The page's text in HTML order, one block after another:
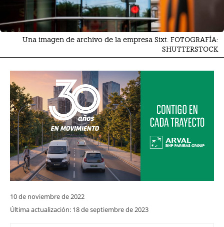
Una imagen de archivo de la empresa Sixt. FOTOGRAFÍA:
SHUTTERSTOCK
10 de noviembre de 2022
Última actualización: 18 de septiembre de 2023